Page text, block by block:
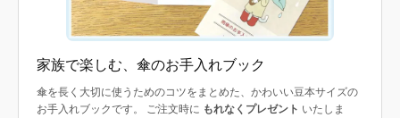
家族で楽しむ、傘のお手入れブック
傘を長く大切に使うためのコツをまとめた、かわいい豆本サイズの
お手入れブックです。 ご注文時に もれなくプレゼント いたしま